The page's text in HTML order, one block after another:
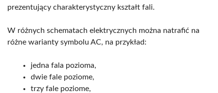
prezentujący charakterystyczny kształt fali.
W różnych schematach elektrycznych można natrafić na
różne warianty symbolu AC, na przykład:
jedna fala pozioma,
dwie fale poziome,
trzy fale poziome,